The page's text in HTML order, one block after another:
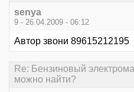
senya
9 - 26.04.2009 - 06:12
Автор звони 89615212195
Re: Бензиновый
можно найти?